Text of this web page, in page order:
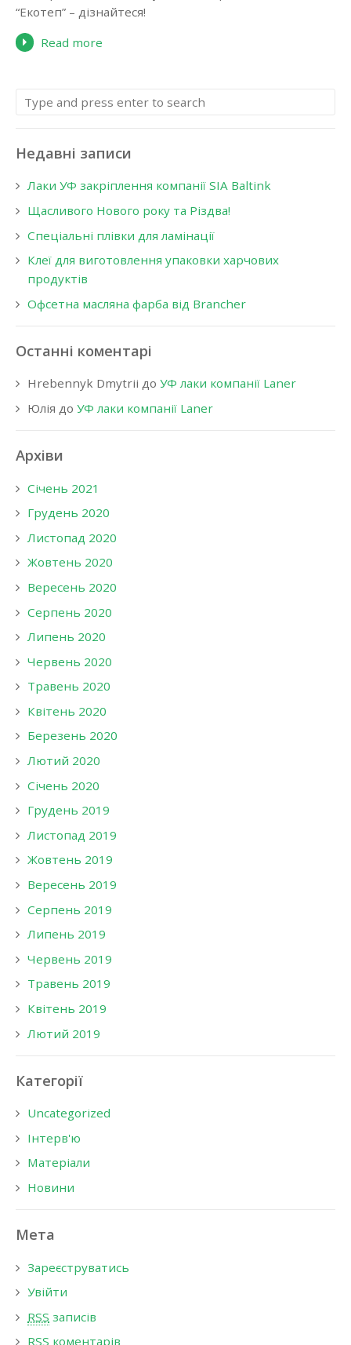
“Екотеп” – дізнайтеся!
Read more
Недавні записи
Лаки УФ закріплення компанії SIA Baltink
Щасливого Нового року та Різдва!
Спеціальні плівки для ламінації
Клеї для виготовлення упаковки харчових
продуктів
Офсетна масляна фарба від Brancher
Останні коментарі
Hrebennyk Dmytrii доУФ лаки компанії Laner
Юлія доУФ лаки компанії Laner
Архіви
Січень 2021
Грудень 2020
Листопад 2020
Жовтень 2020
Вересень 2020
Серпень 2020
Липень 2020
Червень 2020
Травень 2020
Квітень 2020
Березень 2020
Лютий 2020
Січень 2020
Грудень 2019
Листопад 2019
Жовтень 2019
Вересень 2019
Серпень 2019
Липень 2019
Червень 2019
Травень 2019
Квітень 2019
Лютий 2019
Категорії
Uncategorized
Інтерв'ю
Матеріали
Новини
Мета
Зареєструватись
Увійти
RSS записів
RSS коментарів